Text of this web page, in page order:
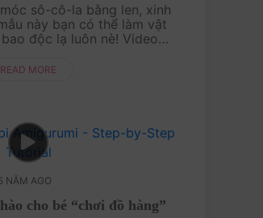
sô-cô-la bằng len, xinh
này bạn có thể làm vật
độc lạ luôn nè! Video
dễ hi....
READ MORE
NĂM AGO
cho bé “chơi đồ hàng”